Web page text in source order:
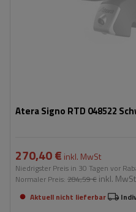
Atera Signo RTD 048522
270,40 € inkl. MwSt
Niedrigster Preis in 30 Tagen vor
Normaler Preis: 284,59 € inkl. MwSt
Aktuell nicht lieferbar